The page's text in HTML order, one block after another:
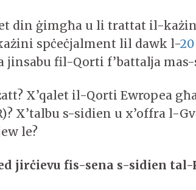
din ġimgħa u li trattat il-
spċeċjalment lil dawk l-
jinsabu fil-Qorti f’battalja
X’qalet il-Qorti Ewropea
X’talbu s-sidien u x’offra l-
le?
jirċievu fis-sena s-sidien tal-